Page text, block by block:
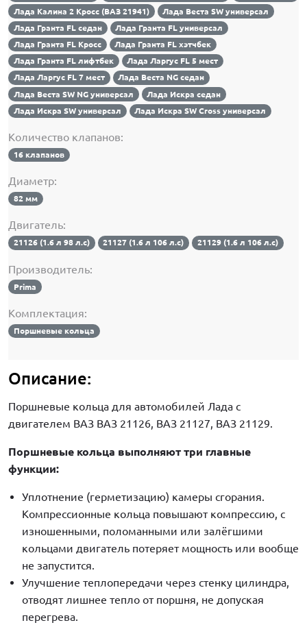
Лада Калина 2 Кросс (ВАЗ 21941)
Лада Веста SW универсал
Лада Гранта FL седан
Лада Гранта FL универсал
Лада Гранта FL Кросс
Лада Гранта FL хэтчбек
Лада Гранта FL лифтбек
Лада Ларгус FL 5 мест
Лада Ларгус FL 7 мест
Лада Веста NG седан
Лада Веста SW NG универсал
Лада Искра седан
Лада Искра SW универсал
Лада Искра SW Cross универсал
Количество клапанов:
16 клапанов
Диаметр:
82 мм
Двигатель:
21126 (1.6 л 98 л.с) 21127 (1.6 л 106 л.с) 21129 (1.6 л 106 л.с)
Производитель:
Prima
Комплектация:
Поршневые кольца
Описание:
Поршневые кольца для автомобилей Лада с
двигателем ВАЗ ВАЗ 21126, ВАЗ 21127, ВАЗ 21129.
Поршневые кольца выполняют три главные
функции:
Уплотнение (герметизацию) камеры сгорания.
Компрессионные кольца повышают компрессию, с
изношенными, поломанными или залёгшими
кольцами двигатель потеряет мощность или вообще
не запустится.
Улучшение теплопередачи через стенку цилиндра,
отводят лишнее тепло от поршня, не допуская
перегрева.